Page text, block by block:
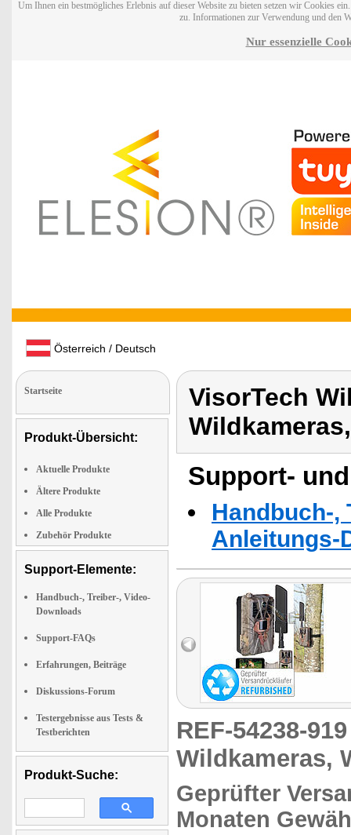
Um Ihnen ein bestmögliches Erlebnis auf dieser Website zu bieten setzen wir Cookies
zu. Informationen zur Verwendung und den
Nur essenzielle
Österreich / Deutsch
Startseite
Produkt-Übersicht:
Aktuelle Produkte
Ältere Produkte
Alle Produkte
Zubehör Produkte
Support-Elemente:
Handbuch-, Treiber-, Video-
Downloads
Support-FAQs
Erfahrungen, Beiträge
Diskussions-Forum
Testergebnisse aus Tests &
Testberichten
Produkt-Suche:
VisorTech
Support-
Handbuch-,
Anleitungs-
REF-54238-
Wildkameras,
Geprüfter
Monaten